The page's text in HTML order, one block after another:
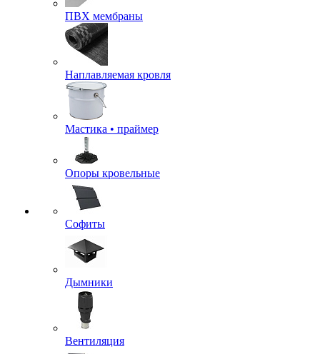
ПВХ мембраны
Наплавляемая кровля
Мастика • праймер
Опоры кровельные
Софиты
Дымники
Вентиляция